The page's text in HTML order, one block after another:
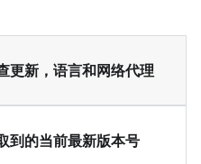
更新，语言和网络代理
到的当前最新版本号